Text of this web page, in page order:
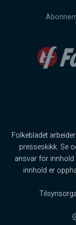
Folkebladet
presseskikk. Se
ansvar for innhold
innhold er